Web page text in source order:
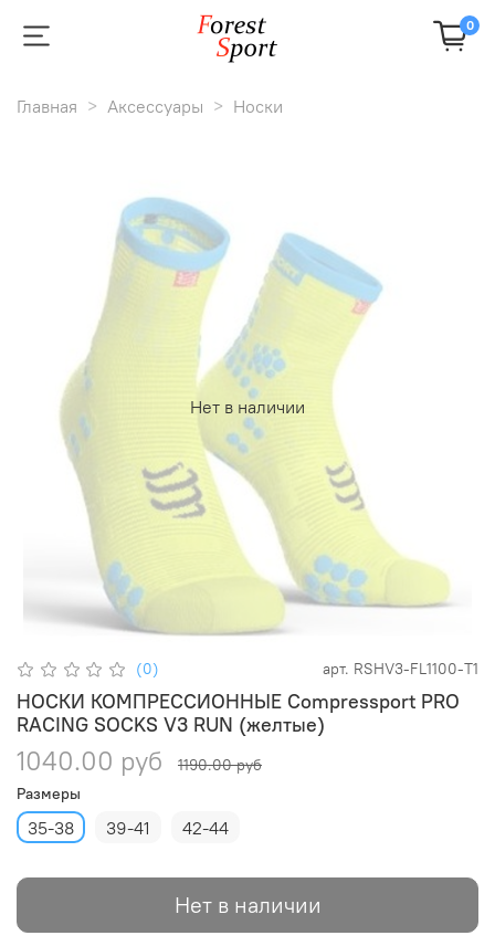
0
Главная Аксессуары Носки
Нет в наличии
(0) арт. RSHV3-FL1100-T1
НОСКИ КОМПРЕССИОННЫЕ Compressport PRO
RACING SOCKS V3 RUN (желтые)
1040.00 руб
1190.00 руб
Размеры
35-38 39-41 42-44
Нет в наличии